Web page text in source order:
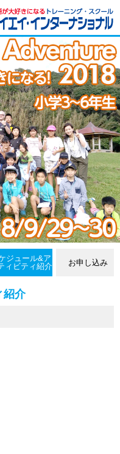
ジュール&ア
ィビティ紹介
お申し込み
紹介